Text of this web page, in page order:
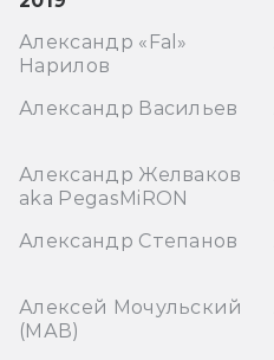
Александр «Fal»
Нарилов
Александр Васильев
Александр Желваков
aka PegasMiRON
Александр Степанов
Алексей Мочульский
(МАВ)